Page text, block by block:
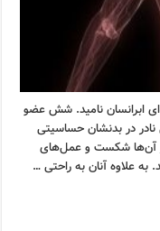
ابرانسان نامید. شش عضو
نادر در بدنشان حساسیتی
آن‌ها شکست و عمل‌های
به علاوه آنان به راحتی …